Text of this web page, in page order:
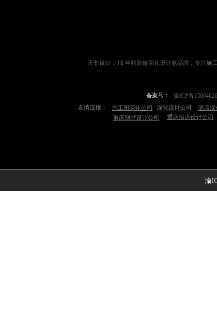
友情连接：
重庆别墅设计公司
天非设计，18 年精装修深化设计老品牌，专注施
重庆酒店设计公司
施工图深化公司
备案号：
深化设计公司
渝ICP备
酒店深
渝